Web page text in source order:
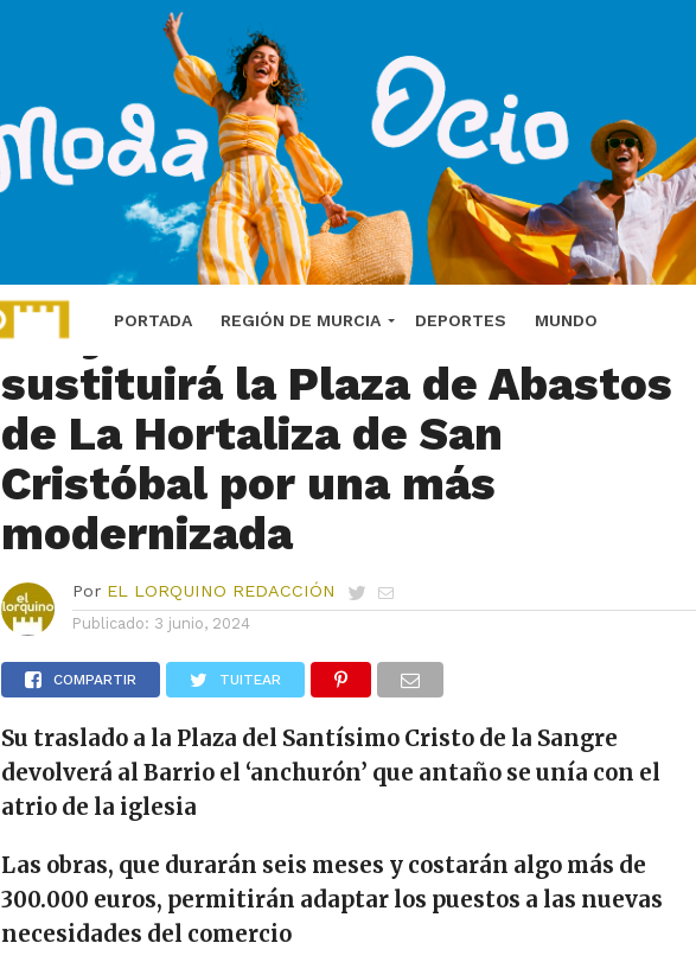
PORTADA REGIÓN DE MURCIA DEPORTES MUNDO
LORCA
El Ayuntamiento de Lorca
sustituirá la Plaza de Abastos
de La Hortaliza de San
Cristóbal por una más
modernizada
Por EL LORQUINO REDACCIÓN
Publicado: 3 junio, 2024
COMPARTIR TUITEAR
Su traslado a la Plaza del Santísimo Cristo de la Sangre
devolverá al Barrio el ‘anchurón’ que antaño se unía con el
atrio de la iglesia
Las obras, que durarán seis meses y costarán algo más de
300.000 euros, permitirán adaptar los puestos a las nuevas
necesidades del comercio